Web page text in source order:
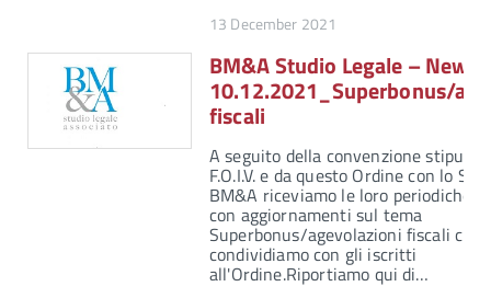
13 December 2021
BM&A Studio Legale –
10.12.2021_Superbonus/
fiscali
A seguito della convenzione
F.O.I.V. e da questo Ordine con lo
BM&A riceviamo le loro periodiche
con aggiornamenti sul tema
Superbonus/agevolazioni fiscali che
condividiamo con gli iscritti
all'Ordine.Riportiamo qui di…